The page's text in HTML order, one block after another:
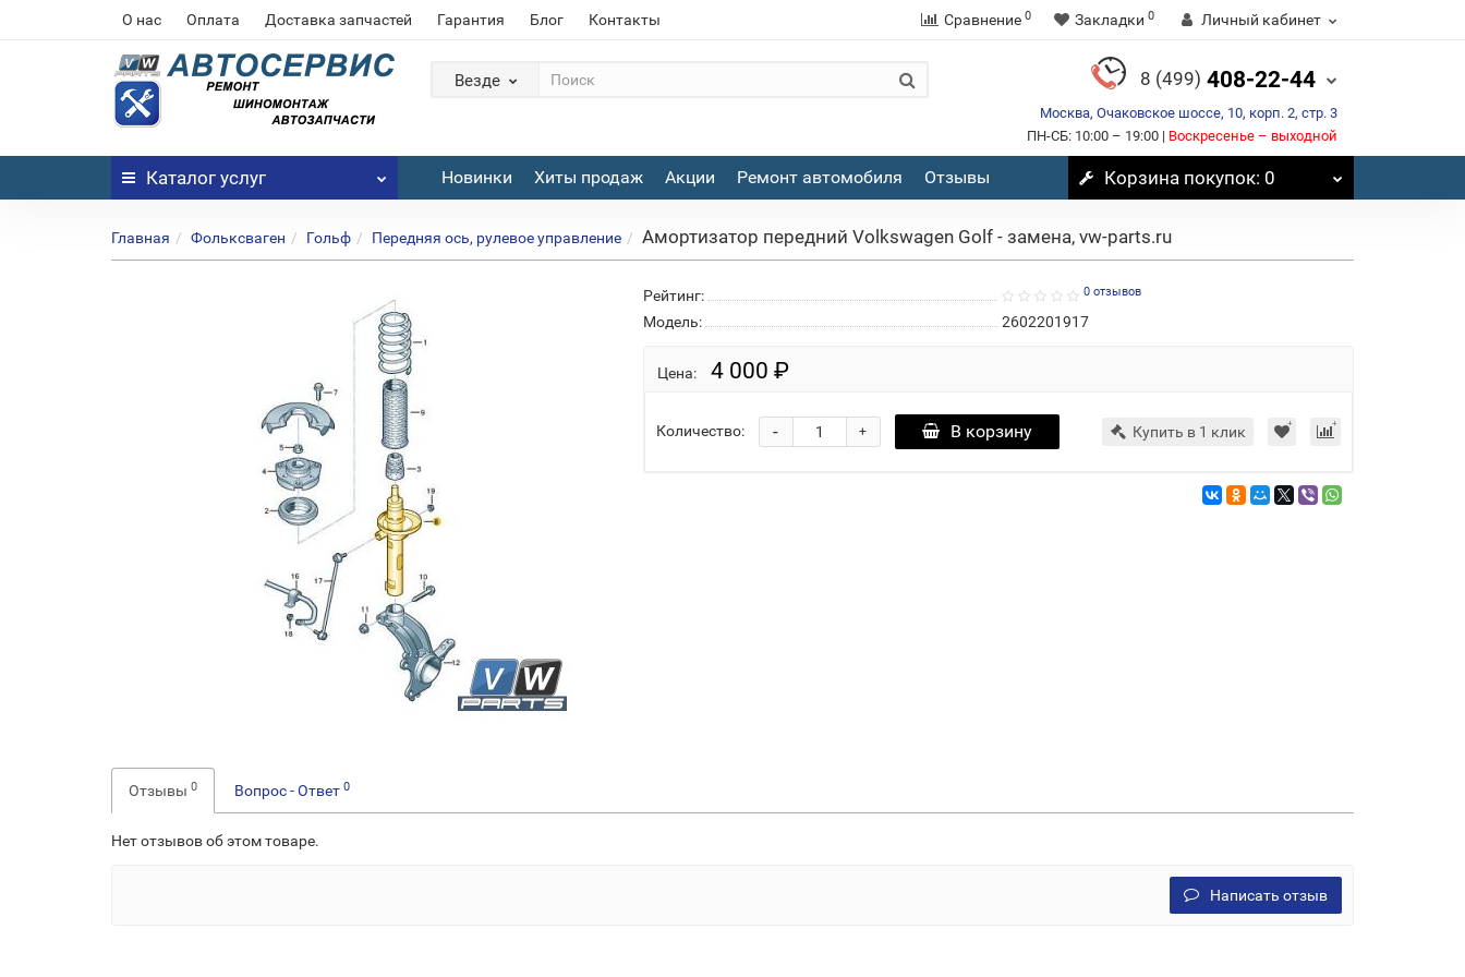
О нас Оплата Доставка запчастей Гарантия Блог Контакты Сравнение 0 Закладки 0 Личный кабинет
Везде 8 (499) 408-22-44
Москва, Очаковское шоссе, 10, корп. 2, стр. 3
ПН-СБ: 10:00 – 19:00 | Воскресенье – выходной
Каталог услуг Новинки Хиты продаж Акции Ремонт автомобиля Отзывы Корзинапокупок: 0
Главная Фольксваген Гольф Передняя ось, рулевое управление Амортизатор передний Volkswagen Golf - замена, vw-parts.ru
Рейтинг: 0 отзывов
Модель: 2602201917
Цена: 4 000 ₽
Количество: +
- В корзину Купить в 1 клик
Отзывы 0 Вопрос - Ответ 0
Нет отзывов об этом товаре.
Написать отзыв